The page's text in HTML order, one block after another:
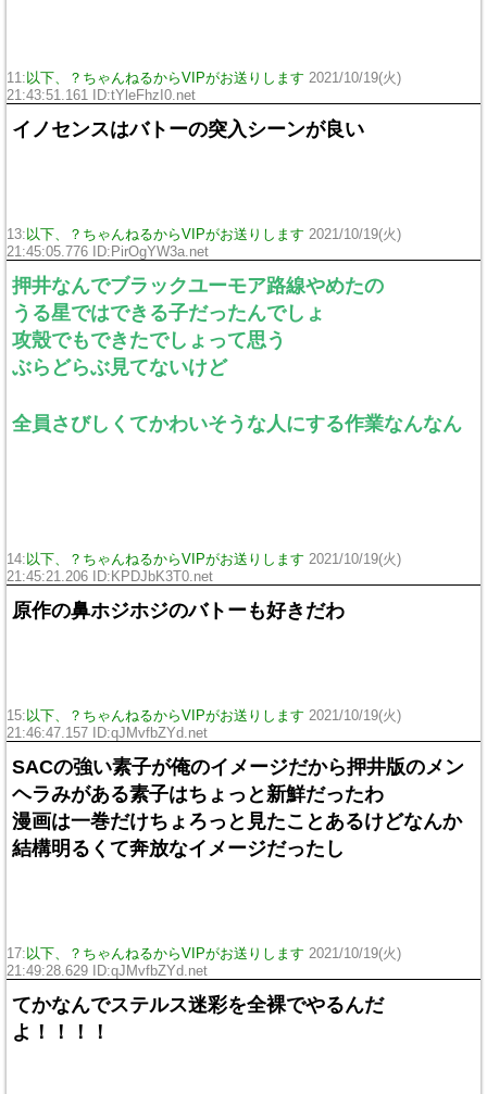
11: 以下、？ちゃんねるからVIPがお送りします 2021/10/19(火)
21:43:51.161 ID:tYleFhzI0.net
イノセンスはバトーの突入シーンが良い
13: 以下、？ちゃんねるからVIPがお送りします 2021/10/19(火)
21:45:05.776 ID:PirOgYW3a.net
押井なんでブラックユーモア路線やめたの
うる星ではできる子だったんでしょ
攻殼でもできたでしょって思う
ぶらどらぶ見てないけど
全員さびしくてかわいそうな人にする作業なんなん
14: 以下、？ちゃんねるからVIPがお送りします 2021/10/19(火)
21:45:21.206 ID:KPDJbK3T0.net
原作の鼻ホジホジのバトーも好きだわ
15: 以下、？ちゃんねるからVIPがお送りします 2021/10/19(火)
21:46:47.157 ID:qJMvfbZYd.net
SACの強い素子が俺のイメージだから押井版のメン
ヘラみがある素子はちょっと新鮮だったわ
漫画は一巻だけちょろっと見たことあるけどなんか
結構明るくて奔放なイメージだったし
17: 以下、？ちゃんねるからVIPがお送りします 2021/10/19(火)
21:49:28.629 ID:qJMvfbZYd.net
てかなんでステルス迷彩を全裸でやるんだ
よ！！！！